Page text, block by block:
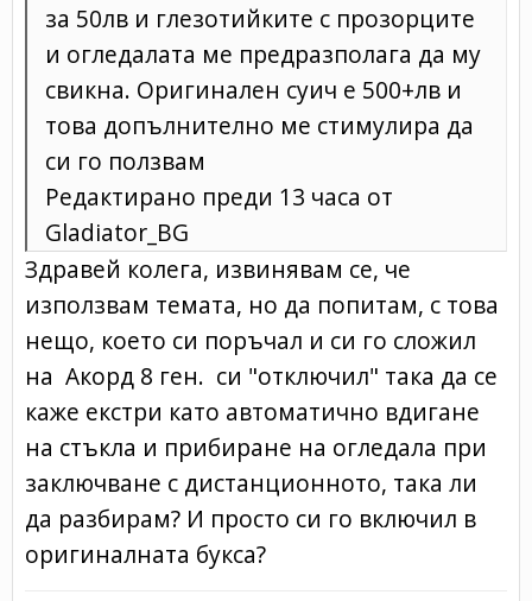
за 50лв и глезотийките с прозорците
и огледалата ме предразполага да му
свикна. Оригинален суич е 500+лв и
това допълнително ме стимулира да
си го ползвам
Редактирано преди 13 часа от
Gladiator_BG
Здравей колега, извинявам се, че
използвам темата, но да попитам, с това
нещо, което си поръчал и си го сложил
на Акорд 8 ген. си "отключил" така да се
каже екстри като автоматично вдигане
на стъкла и прибиране на огледала при
заключване с дистанционното, така ли
да разбирам? И просто си го включил в
оригиналната букса?